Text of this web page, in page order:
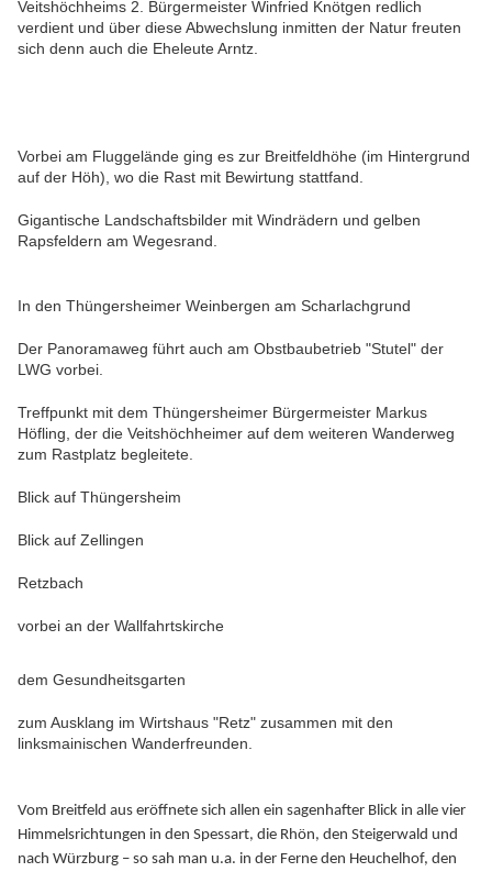
Veitshöchheims 2. Bürgermeister Winfried Knötgen redlich
verdient und über diese Abwechslung inmitten der Natur freuten
sich denn auch die Eheleute Arntz.
Vorbei am Fluggelände ging es zur Breitfeldhöhe (im Hintergrund
auf der Höh), wo die Rast mit Bewirtung stattfand.
Gigantische Landschaftsbilder mit Windrädern und gelben
Rapsfeldern am Wegesrand.
In den Thüngersheimer Weinbergen am Scharlachgrund
Der Panoramaweg führt auch am Obstbaubetrieb "Stutel" der
LWG vorbei.
Treffpunkt mit dem Thüngersheimer Bürgermeister Markus
Höfling, der die Veitshöchheimer auf dem weiteren Wanderweg
zum Rastplatz begleitete.
Blick auf Thüngersheim
Blick auf Zellingen
Retzbach
vorbei an der Wallfahrtskirche
dem Gesundheitsgarten
zum Ausklang im Wirtshaus "Retz" zusammen mit den
linksmainischen Wanderfreunden.
Vom Breitfeld aus eröffnete sich allen ein sagenhafter Blick in alle vier
Himmelsrichtungen in den Spessart, die Rhön, den Steigerwald und
nach Würzburg – so sah man u.a. in der Ferne den Heuchelhof, den